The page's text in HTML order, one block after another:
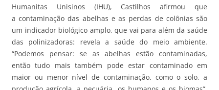
Humanitas Unisinos (IHU), Castilhos afirmou que
a contaminação das abelhas e as perdas de colônias são
um indicador biológico amplo, que vai para além da saúde
das polinizadoras: revela a saúde do meio ambiente.
“Podemos pensar: se as abelhas estão contaminadas,
então tudo mais também pode estar contaminado em
maior ou menor nível de contaminação, como o solo, a